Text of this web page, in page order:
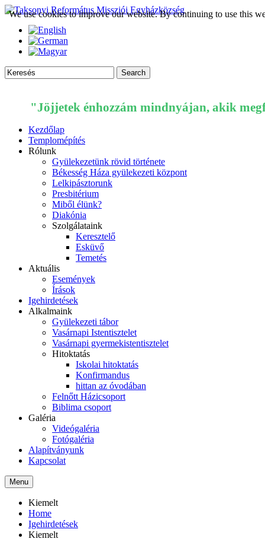
"Jöjjetek énhozzám mindnyájan, akik
Kezdőlap
Templomépítés
Rólunk
Gyülekezetünk rövid története
Békesség Háza gyülekezeti központ
Lelkipásztorunk
Presbitérium
Miből élünk?
Diakónia
Szolgálataink
Keresztelő
Esküvő
Temetés
Aktuális
Események
Írások
Igehirdetések
Alkalmaink
Gyülekezeti tábor
Vasárnapi Istentisztelet
Vasárnapi gyermekistentisztelet
Hitoktatás
Iskolai hitoktatás
Konfirmandus
hittan az óvodában
Felnőtt Házicsoport
Biblima csoport
Galéria
Videógaléria
Fotógaléria
Alapítványunk
Kapcsolat
Menu
Kiemelt
Home
Igehirdetések
Kiemelt
We use cookies to improve our website. By continuing to use this